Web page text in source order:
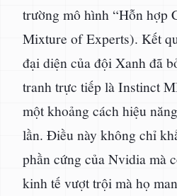
trường mô hình “Hỗn hợp
Mixture of Experts). Kết
đại diện của đội Xanh đã
tranh trực tiếp là Instinct
một khoảng cách hiệu
lần. Điều này không chỉ
phần cứng của Nvidia mà
kinh tế vượt trội mà họ